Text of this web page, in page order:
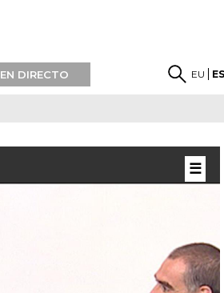
EN DIRECTO EU
☰